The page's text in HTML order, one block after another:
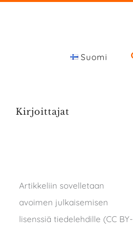
Suomi
Kirjoittajat
Artikkeliin sovelletaan
avoimen julkaisemisen
lisenssiä tiedelehdille (CC BY-